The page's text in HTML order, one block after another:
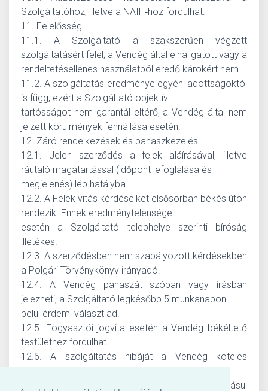
Szolgáltatóhoz, illetve a NAIH‑hoz fordulhat.
11. Felelősség
11.1. A Szolgáltató a szakszerűen végzett
szolgáltatásért felel; a Vendég által elhallgatott vagy a
rendeltetésellenes használatból eredő károkért nem.
11.2. A szolgáltatás eredménye egyéni adottságoktól
is függ, ezért a Szolgáltató objektív
tartósságot nem garantál eltérő, a Vendég által nem
jelzett körülmények fennállása esetén.
12. Záró rendelkezések és panaszkezelés
12.1. Jelen szerződés a felek aláírásával, illetve
ráutaló magatartással (időpont lefoglalása és
megjelenés) lép hatályba.
12.2. A Felek vitás kérdéseiket elsősorban békés úton
rendezik. Ennek eredménytelensége
esetén a Szolgáltató telephelye szerinti bíróság
illetékes.
12.3. A szerződésben nem szabályozott kérdésekben
a Polgári Törvénykönyv irányadó.
12.4. A Vendég panaszát szóban vagy írásban
jelezheti; a Szolgáltató legkésőbb 5 munkanapon
belül érdemi választ ad.
12.5. Fogyasztói jogvita esetén a Vendég békéltető
testülethez fordulhat.
12.6. A szolgáltatás hibáját a Vendég köteles
12.7. Online foglalás esetén a Vendég tudomásul